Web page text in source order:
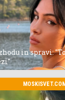
in spravi: